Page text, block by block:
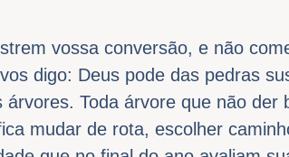
vossa conversão, e não
digo: Deus pode das pedras
Toda árvore que não
mudar de rota, escolher